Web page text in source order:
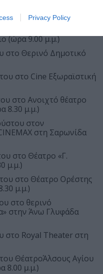
Privacy Policy
(ώρα 9.00 μ.μ.)
(ώρα 9.00 μ.μ.)
στο Θερινό Δημοτικό
στο Cine Εξωραϊστική
στο Ανοιχτό θέατρο
8.30 μ.μ.)
στον
στη Σαρωνίδα
στο Θέατρο «Γ.
μ.μ.)
στο Θέατρο Ορέστης
μ.μ.)
στο θερινό
στην Άνω Γλυφάδα
στο Royal Theater στη
ΘέατροΆλσους Αγίου
8.00 μ.μ.)